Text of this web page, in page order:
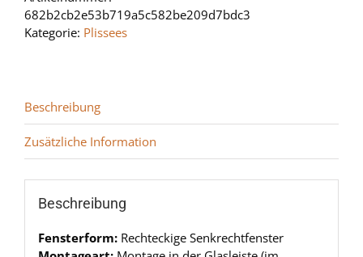
682b2cb2e53b719a5c582be209d7bdc3
Kategorie: Plissees
Beschreibung
Zusätzliche Information
Beschreibung
Fensterform: Rechteckige Senkrechtfenster